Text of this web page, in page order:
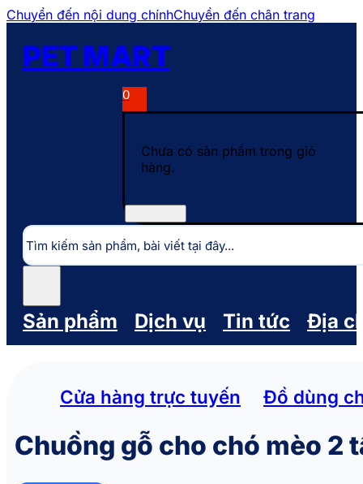
Chuyển đến nội dung chínhChuyển đến chân trang
PET MART
Tìm
kiếm
0
Chưa có sản phẩm trong giỏ
hàng.
Sản phẩm Dịch vụ Tin tức Địa
Cửa hàng trực tuyến Đồ dùng
Chuồng gỗ cho chó mèo 2